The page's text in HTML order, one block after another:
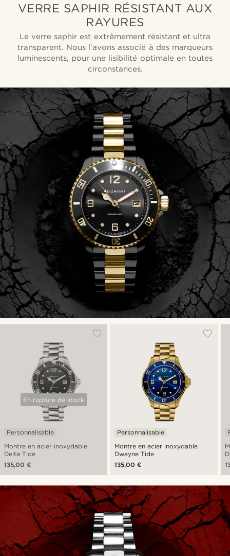
VERRE SAPHIR RÉSISTANT AUX
RAYURES
Le verre saphir est extrêmement résistant et ultra
transparent. Nous l'avons associé à des marqueurs
luminescents, pour une lisibilité optimale en toutes
circonstances.
En rupture de stock
Montre en acier inoxydable
Delta Tide
Personnalisable
135,00 €
Montre en acier inoxydable
Dwayne Tide
Personnalisable
135,00 €